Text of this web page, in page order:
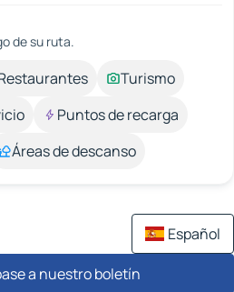
de su ruta.
Turismo
Puntos de recarga
Áreas de descanso
Español
a nuestro boletín